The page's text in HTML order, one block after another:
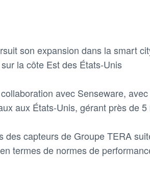
son expansion dans la smart
la côte Est des États-Unis
avec Senseware,
aux États-Unis, gérant près de 5
des capteurs de Groupe TERA
termes de normes de